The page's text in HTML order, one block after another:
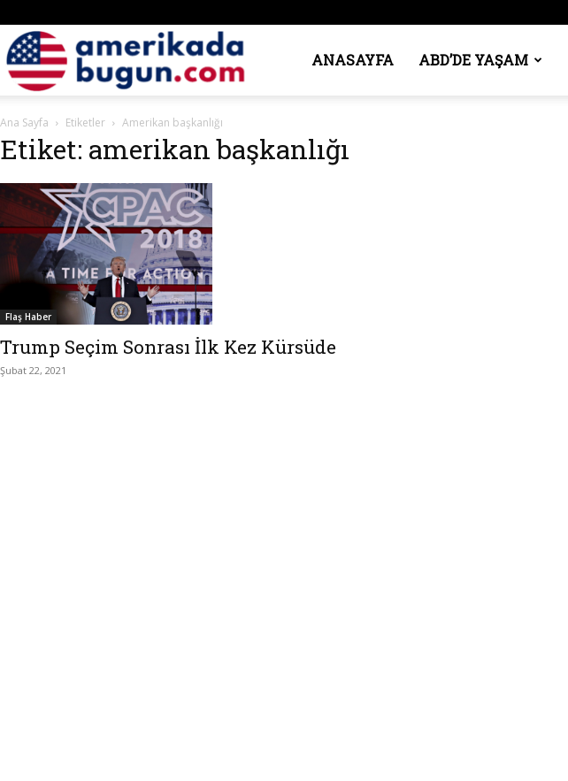
Amerika’daANASAYFA ABD’DE YAŞAM
Ana Sayfa Etiketler Amerikan başkanlığı
Etiket: amerikan başkanlığı
Flaş Haber
Trump Seçim Sonrası İlk Kez Kürsüde
Şubat 22, 2021